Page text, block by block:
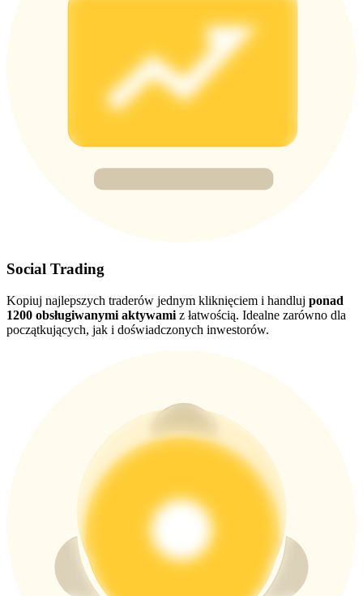
Register & Trade to Win 500,000 USDT
Precious Metals Trading Carnival
Trade Gold & Silver · 33,333 USDT Bonus
BTC New User Exclusive: 6.5% APR
BTC Flexible Staking | Daily Rewards
Więcej wydarzeń
Wygraj nagrody i ekskluzywne bonusy
Zaloguj sie
Zapisać się
Social Trading
Kopiuj najlepszych traderów jednym kliknięciem i handluj ponad
1200 obsługiwanymi aktywami z łatwością. Idealne zarówno dla
początkujących, jak i doświadczonych inwestorów.